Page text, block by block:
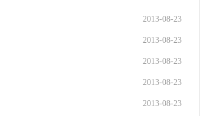
2013-08-23
2013-08-23
2013-08-23
2013-08-23
2013-08-23